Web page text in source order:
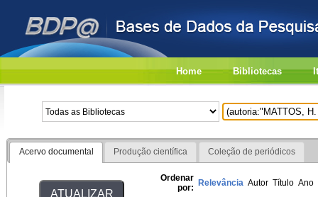
Home Bibliotecas
Acervo documental Produção científica Coleção de periódicos
Ordenar
por: Relevância Autor Título Ano